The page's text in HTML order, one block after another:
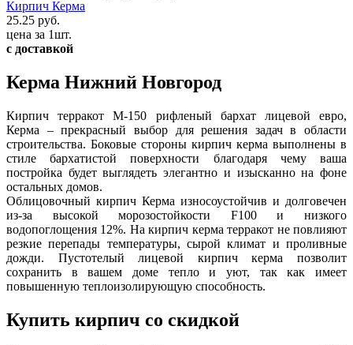
Кирпич Керма
25.25 руб.
цена за 1шт.
с доставкой
Керма Нижний Новгород
Кирпич терракот М-150 рифленый бархат лицевой евро,
Керма – прекрасный выбор для решения задач в области
строительства. Боковые стороны кирпич керма выполнены в
стиле бархатистой поверхности благодаря чему ваша
постройка будет выглядеть элегантно и изысканно на фоне
остальных домов.
Облицовочный кирпич Керма износоустойчив и долговечен
из-за высокой морозостойкости F100 и низкого
водопоглощения 12%. На кирпич керма терракот не повлияют
резкие перепады температуры, сырой климат и проливные
дожди. Пустотелый лицевой кирпич керма позволит
сохранить в вашем доме тепло и уют, так как имеет
повышенную теплоизолирующую способность.
Купить кирпич со скидкой